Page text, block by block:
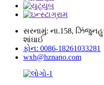
સરનામું: ના.158,
શાંઘાઈ
ફોન: 0086-18261033281
wxh@hznano.com